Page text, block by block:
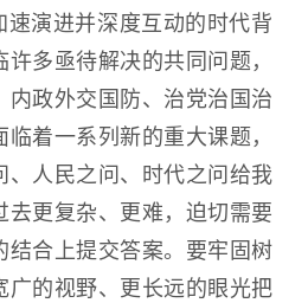
速演进并深度互动的时代背
多亟待解决的共同问题，
内政外交国防、治党治国治
着一系列新的重大课题，
、人民之问、时代之问给我
去更复杂、更难，迫切需要
结合上提交答案。要牢固树
广的视野、更长远的眼光把